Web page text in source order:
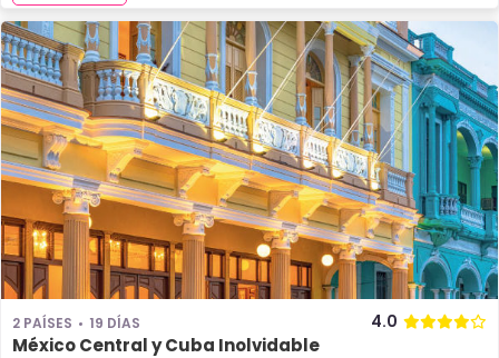
2 PAÍSES 19 DÍAS 4.0
México Central y Cuba Inolvidable